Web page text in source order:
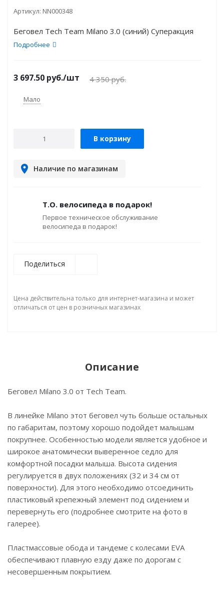
Артикул: NN000348
Беговел Tech Team Milano 3.0 (синий) Суперакция
Подробнее
3 697.50 руб./шт 4 350руб.
Мало
В корзину
Наличие по магазинам
Т.О. велосипеда в подарок!
Первое техническое обслуживание
велосипеда в подарок!
Поделиться
Цена действительна только для интернет-магазина и может
отличаться от цен в розничных магазинах
Описание
Беговел Milano 3.0 от Tech Team.
В линейке Milano этот беговел чуть больше остальных
по габаритам, поэтому хорошо подойдет малышам
покрупнее. Особенностью модели является удобное и
широкое анатомически выверенное седло для
комфортной посадки малыша. Высота сидения
регулируется в двух положениях (32 и 34 см от
поверхности). Для этого необходимо отсоединить
пластиковый крепежный элемент под сидением и
перевернуть его (подробнее смотрите на фото в
галерее).
Пластмассовые обода и тандеме с колесами EVA
обеспечивают плавную езду даже по дорогам с
несовершенным покрытием.